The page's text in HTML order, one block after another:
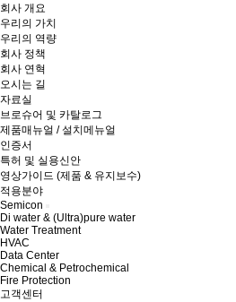
회사 개요
우리의 가치
우리의 역량
회사 정책
회사 연혁
오시는 길
자료실
브로슈어 및 카탈로그
제품매뉴얼 / 설치메뉴얼
인증서
특허 및 실용신안
영상가이드 (제품 & 유지보수)
적용분야
Semicon
Di water & (Ultra)pure water
Water Treatment
HVAC
Data Center
Chemical & Petrochemical
Fire Protection
고객센터